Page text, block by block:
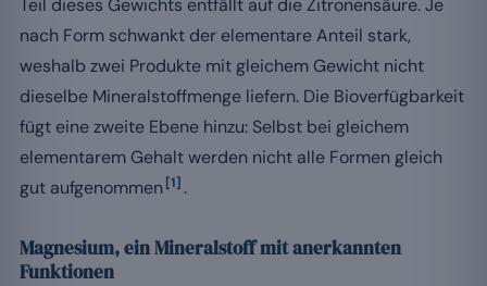
nach Form schwankt der elementare Anteil stark,
weshalb zwei Produkte mit gleichem Gewicht nicht
dieselbe Mineralstoffmenge liefern. Die Bioverfügbarkeit
fügt eine zweite Ebene hinzu: Selbst bei gleichem
elementarem Gehalt werden nicht alle Formen gleich
gut aufgenommen [1] .
Magnesium, ein Mineralstoff mit anerkannten
Funktionen